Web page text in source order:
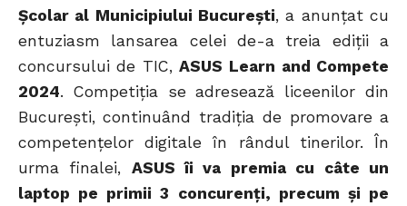
Școlar al Municipiului București, a anunțat cu
entuziasm lansarea celei de-a treia ediții a
concursului de TIC,ASUS Learn and Compete
2024. Competiția se adresează liceenilor din
București, continuând tradiția de promovare a
competențelor digitale în rândul tinerilor. În
urma finalei, ASUS îi va premia cu câte un
laptop pe primii 3 concurenți, precum și pe